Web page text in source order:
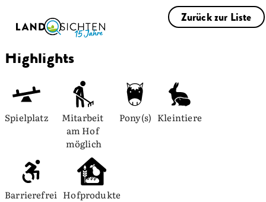
Zurück zur Liste
Highlights
Spielplatz
Mitarbeit
am Hof
möglich
Pony(s) Kleintiere
Barrierefrei Hofprodukte